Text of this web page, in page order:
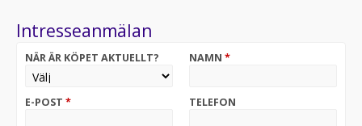
Intresseanmälan
NÄR ÄR KÖPET AKTUELLT? NAMN *
E-POST * TELEFON